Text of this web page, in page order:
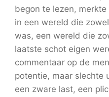
begon te lezen,
in een wereld die
was, een wereld die
laatste schot eigen
commentaar op de
potentie, maar slechte
een zware last, een